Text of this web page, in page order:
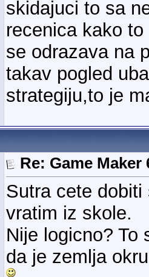
skidajuci to sa
recenica kako
se odrazava na
takav pogled
strategiju,to je
Re: Game Maker
Sutra cete
vratim iz skole.
Nije logicno? To
da je zemlja